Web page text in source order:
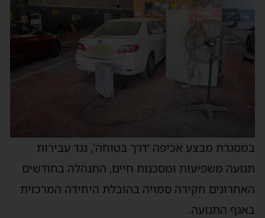
במסגרת מבצע אכיפה 'דרך בטוחה', נגד עבירות
תנועה משפיעות ומסכנות חיים, התנהלה בחודשים
האחרונים חקירה סמויה בהובלת היחידה המרכזית
באגף התנועה.